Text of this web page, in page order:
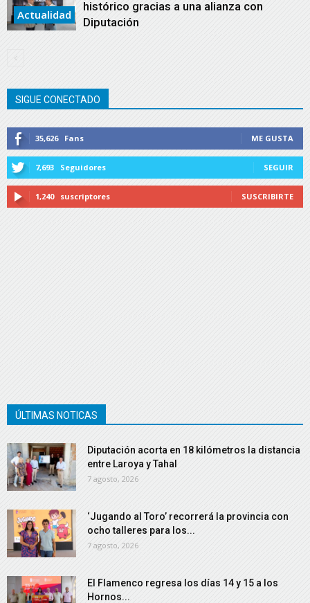
Actualidad
histórico gracias a una alianza con
Diputación
SIGUE CONECTADO
35,626 Fans ME GUSTA
7,693 Seguidores SEGUIR
1,240 suscriptores SUSCRIBIRTE
ÚLTIMAS NOTICAS
Diputación acorta en 18 kilómetros la distancia
entre Laroya y Tahal
7 agosto, 2026
‘Jugando al Toro’ recorrerá la provincia con
ocho talleres para los...
7 agosto, 2026
El Flamenco regresa los días 14 y 15 a los
Hornos...